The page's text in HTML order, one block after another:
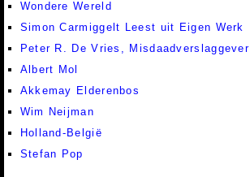
Wondere Wereld
Simon Carmiggelt Leest uit Eigen Werk
Peter R. De Vries, Misdaadverslaggever
Albert Mol
Akkemay Elderenbos
Wim Neijman
Holland-België
Stefan Pop